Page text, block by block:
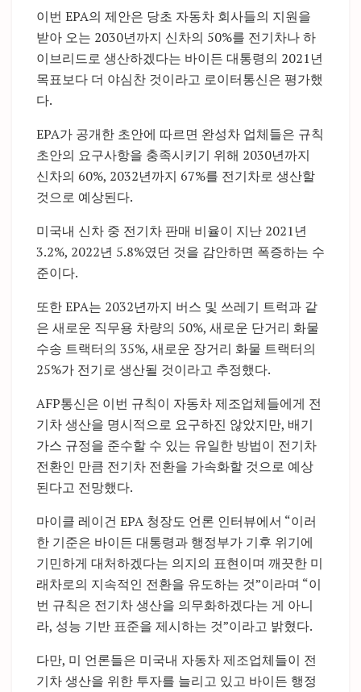
이번 EPA의 제안은 당초 자동차 회사들의 지원을
받아 오는 2030년까지 신차의 50%를 전기차나 하
이브리드로 생산하겠다는 바이든 대통령의 2021년
목표보다 더 야심찬 것이라고 로이터통신은 평가했
다.
EPA가 공개한 초안에 따르면 완성차 업체들은 규칙
초안의 요구사항을 충족시키기 위해 2030년까지
신차의 60%, 2032년까지 67%를 전기차로 생산할
것으로 예상된다.
미국내 신차 중 전기차 판매 비율이 지난 2021년
3.2%, 2022년 5.8%였던 것을 감안하면 폭증하는 수
준이다.
또한 EPA는 2032년까지 버스 및 쓰레기 트럭과 같
은 새로운 직무용 차량의 50%, 새로운 단거리 화물
수송 트랙터의 35%, 새로운 장거리 화물 트랙터의
25%가 전기로 생산될 것이라고 추정했다.
AFP통신은 이번 규칙이 자동차 제조업체들에게 전
기차 생산을 명시적으로 요구하진 않았지만, 배기
가스 규정을 준수할 수 있는 유일한 방법이 전기차
전환인 만큼 전기차 전환을 가속화할 것으로 예상
된다고 전망했다.
마이클 레이건 EPA 청장도 언론 인터뷰에서 “이러
한 기준은 바이든 대통령과 행정부가 기후 위기에
기민하게 대처하겠다는 의지의 표현이며 깨끗한 미
래차로의 지속적인 전환을 유도하는 것”이라며 “이
번 규칙은 전기차 생산을 의무화하겠다는 게 아니
라, 성능 기반 표준을 제시하는 것”이라고 밝혔다.
다만, 미 언론들은 미국내 자동차 제조업체들이 전
기차 생산을 위한 투자를 늘리고 있고 바이든 행정